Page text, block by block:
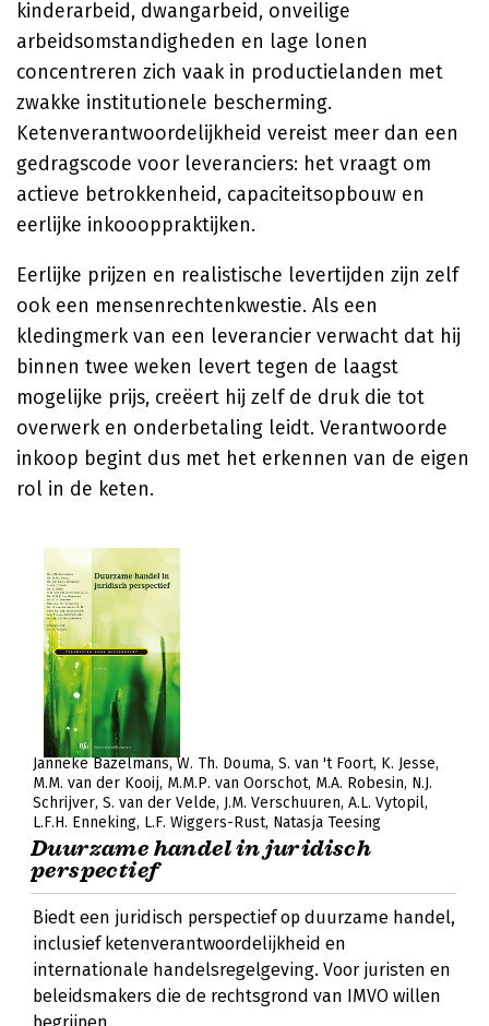
kinderarbeid, dwangarbeid, onveilige
arbeidsomstandigheden en lage lonen
concentreren zich vaak in productielanden met
zwakke institutionele bescherming.
Ketenverantwoordelijkheid vereist meer dan een
gedragscode voor leveranciers: het vraagt om
actieve betrokkenheid, capaciteitsopbouw en
eerlijke inkoooppraktijken.
Eerlijke prijzen en realistische levertijden zijn zelf
ook een mensenrechtenkwestie. Als een
kledingmerk van een leverancier verwacht dat hij
binnen twee weken levert tegen de laagst
mogelijke prijs, creëert hij zelf de druk die tot
overwerk en onderbetaling leidt. Verantwoorde
inkoop begint dus met het erkennen van de eigen
rol in de keten.
Janneke Bazelmans W. Th. Douma S. van 't Foort K. Jesse
M.M. van der Kooij M.M.P. van Oorschot M.A. Robesin N.J.
Schrijver S. van der Velde J.M. Verschuuren A.L. Vytopil
L.F.H. Enneking L.F. Wiggers-Rust Natasja Teesing
Duurzame handel in juridisch
perspectief
Biedt een juridisch perspectief op duurzame handel,
inclusief ketenverantwoordelijkheid en
internationale handelsregelgeving. Voor juristen en
beleidsmakers die de rechtsgrond van IMVO willen